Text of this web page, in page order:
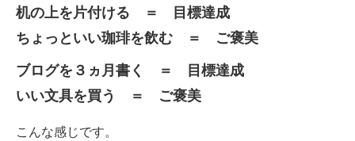
机の上を片付ける ＝ 目標達成
ちょっといい珈琲を飲む ＝ ご褒美
ブログを３ヵ月書く ＝ 目標達成
いい文具を買う ＝ ご褒美
こんな感じです。